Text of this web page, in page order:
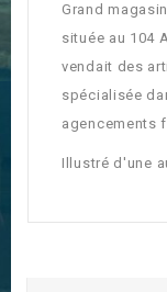
Grand
située au 104
vendait des
spécialisée
agencements
Illustré d'une